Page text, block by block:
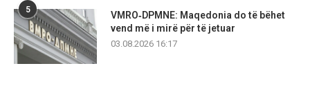
5
VMRO‑DPMNE: Maqedonia do të bëhet
vend më i mirë për të jetuar
03.08.2026 16:17